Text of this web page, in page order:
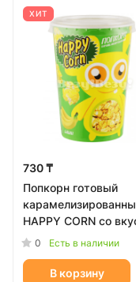
ХИТ
730 ₸
Попкорн готовый
HAPPY CORN со
Банан, 100 г
0 Есть в наличии
В корзину